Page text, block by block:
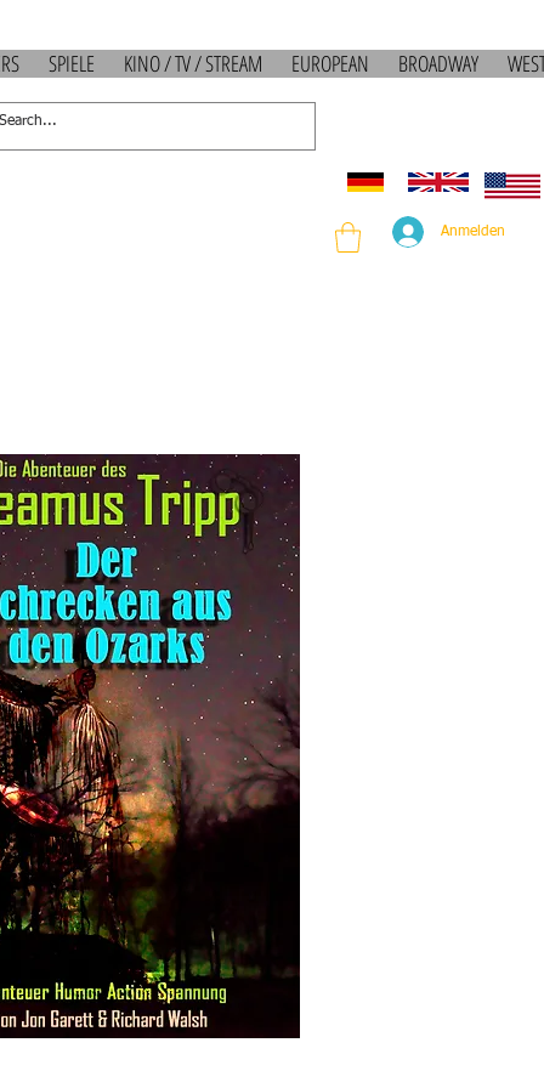
SPIELE KINO / TV / STREAM EUROPEAN BROADWAY
Anmelden